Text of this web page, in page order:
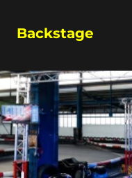
Backstage